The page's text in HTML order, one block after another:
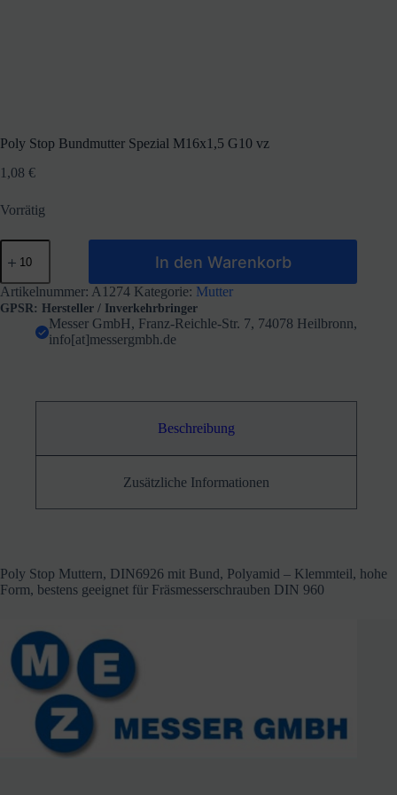
Poly Stop Bundmutter Spezial M16x1,5 G10 vz
1,08 €
Vorrätig
Poly
Stop
Spezial
M16x1,5
In den Warenkorb
Artikelnummer: A1274 Kategorie: Mutter
GPSR: Hersteller / Inverkehrbringer
Messer GmbH, Franz-Reichle-Str. 7, 74078 Heilbronn,
info[at]messergmbh.de
Beschreibung
Zusätzliche Informationen
Poly Stop Muttern, DIN6926 mit Bund, Polyamid – Klemmteil, hohe
Form, bestens geeignet für Fräsmesserschrauben DIN 960